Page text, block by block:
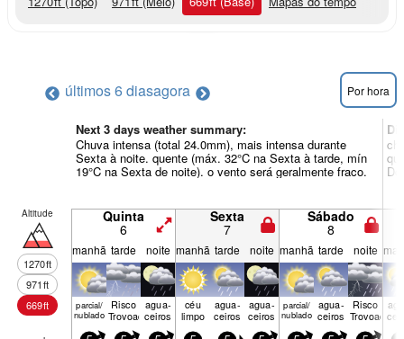
últimos 6 diasagora Por hora
Next 3 days weather summary:
Chuva intensa (total 24.0mm), mais intensa durante
Sexta à noite. quente (máx. 32°C na Sexta à tarde, mín
19°C na Sexta de noite). o vento será geralmente fraco.
Altitude
1270ft
971ft
669ft
Quinta
6
Sexta
7
Sábado
8
manhã tarde noite manhã tarde noite manhã tarde noite
parcial/
nublado
Risco
Trovoada
agua­
ceiros
céu
limpo
agua­
ceiros
agua­
ceiros
parcial/
nublado
agua­
ceiros
Risco
Trovoada